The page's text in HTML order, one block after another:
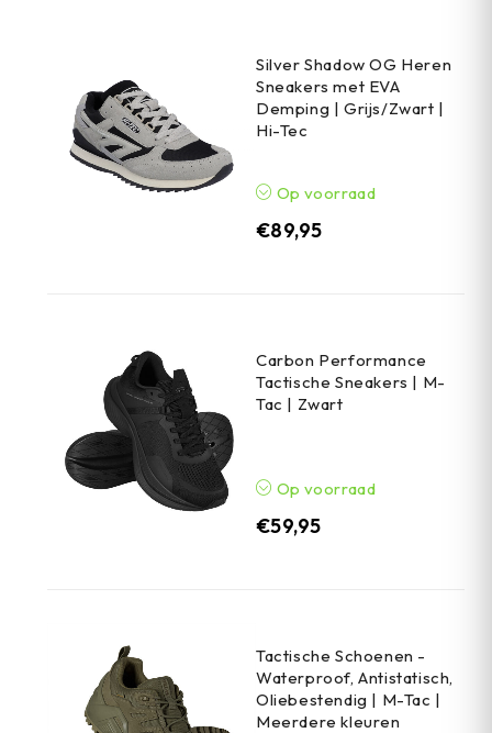
Silver Shadow OG Heren
Sneakers met EVA
Demping | Grijs/Zwart |
Hi-Tec
Op voorraad
€89,95
Carbon Performance
Tactische Sneakers | M-
Tac | Zwart
Op voorraad
€59,95
Tactische Schoenen -
Waterproof, Antistatisch,
Oliebestendig | M-Tac |
Meerdere kleuren